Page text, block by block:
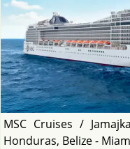
MSC Cruises /
Honduras, Belize -